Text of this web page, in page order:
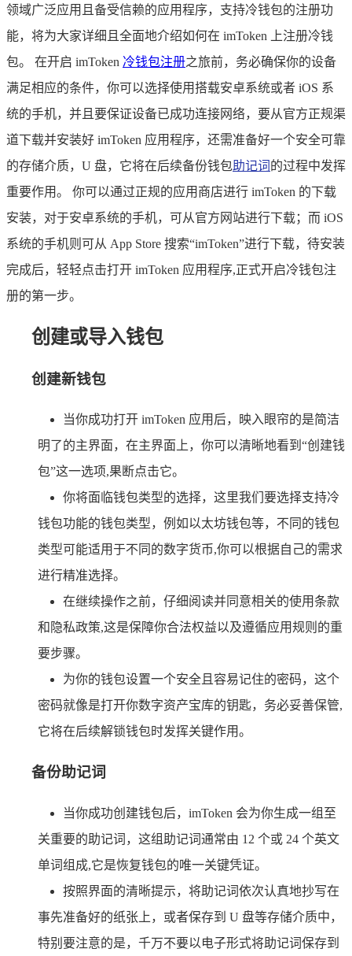
领域广泛应用且备受信赖的应用程序，支持冷钱包的注册功
能，将为大家详细且全面地介绍如何在 imToken 上注册冷钱
包。 在开启 imToken 冷钱包注册之旅前，务必确保你的设备
满足相应的条件，你可以选择使用搭载安卓系统或者 iOS 系
统的手机，并且要保证设备已成功连接网络，要从官方正规渠
道下载并安装好 imToken 应用程序，还需准备好一个安全可靠
的存储介质，U 盘，它将在后续备份钱包助记词 的过程中发挥
重要作用。 你可以通过正规的应用商店进行 imToken 的下载
安装，对于安卓系统的手机，可从官方网站进行下载；而 iOS
系统的手机则可从 App Store 搜索“imToken”进行下载，待安装
完成后，轻轻点击打开 imToken 应用程序,正式开启冷钱包注
册的第一步。
创建或导入钱包
创建新钱包
当你成功打开 imToken 应用后，映入眼帘的是简洁
明了的主界面，在主界面上，你可以清晰地看到“创建钱
包”这一选项,果断点击它。
你将面临钱包类型的选择，这里我们要选择支持冷
钱包功能的钱包类型，例如以太坊钱包等，不同的钱包
类型可能适用于不同的数字货币,你可以根据自己的需求
进行精准选择。
在继续操作之前，仔细阅读并同意相关的使用条款
和隐私政策,这是保障你合法权益以及遵循应用规则的重
要步骤。
为你的钱包设置一个安全且容易记住的密码，这个
密码就像是打开你数字资产宝库的钥匙，务必妥善保管,
它将在后续解锁钱包时发挥关键作用。
备份助记词
当你成功创建钱包后，imToken 会为你生成一组至
关重要的助记词，这组助记词通常由 12 个或 24 个英文
单词组成,它是恢复钱包的唯一关键凭证。
按照界面的清晰提示，将助记词依次认真地抄写在
事先准备好的纸张上，或者保存到 U 盘等存储介质中，
特别要注意的是，千万不要以电子形式将助记词保存到